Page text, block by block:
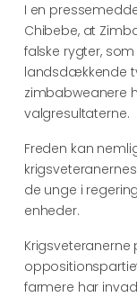
I en
Chibebe, at
falske rygter,
landsdækkende
zimbabweanere
valgresultaterne.
Freden kan
de unge i
enheder.
Krigsveteranerne
farmere har